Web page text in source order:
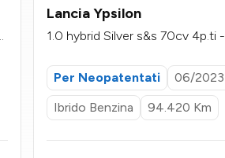
Lancia Ypsilon
1.0 hybrid Silver s&s 70cv 4p.ti -
Per Neopatentati
06/2023
Ibrido Benzina
94.420 Km